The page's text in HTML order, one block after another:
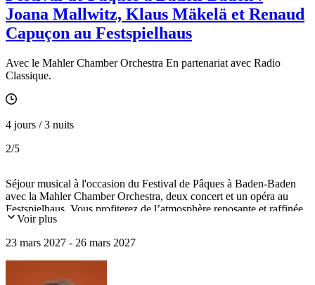
Joana Mallwitz, Klaus Mäkelä et Renaud
Capuçon au Festspielhaus
Avec le Mahler Chamber Orchestra En partenariat avec Radio
Classique.
4 jours / 3 nuits
2/5
Séjour musical à l'occasion du Festival de Pâques à Baden-Baden
avec la Mahler Chamber Orchestra, deux concert et un opéra au
Festspielhaus. Vous profiterez de l’atmosphère reposante et raffinée
de la cité thermale nichée au pied de la forêt Noire...
Voir plus
23 mars 2027 - 26 mars 2027